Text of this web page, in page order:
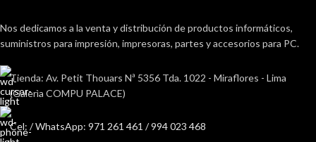
Nos dedicamos a la venta y distribución de productos informáticos,
suministros para impresión, impresoras, partes y accesorios para PC.
Tienda: Av. Petit Thouars Nª 5356 Tda. 1022 - Miraflores - Lima
(Galerìa COMPU PALACE)
Cel: / WhatsApp: 971 261 461 / 994 023 468